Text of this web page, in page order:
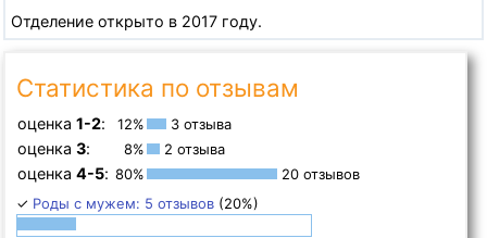
Отделение открыто в 2017 году.
Статистика по отзывам
оценка 1-2: 12% 3 отзыва
оценка 3: 8% 2 отзыва
оценка 4-5: 80%
20 отзывов
✓ Роды с мужем: 5 отзывов (20%)